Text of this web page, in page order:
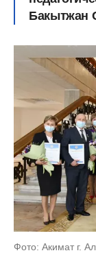
Бакытжан
Фото: Акимат г.